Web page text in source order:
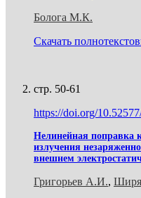
Болога М.К.
Скачать
стр. 50-61
https://doi.org/
Нелинейная поправка
излучения
внешнем
Григорьев А.И.,